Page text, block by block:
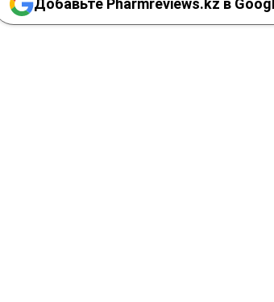
Добавьте Pharmreviews.kz в